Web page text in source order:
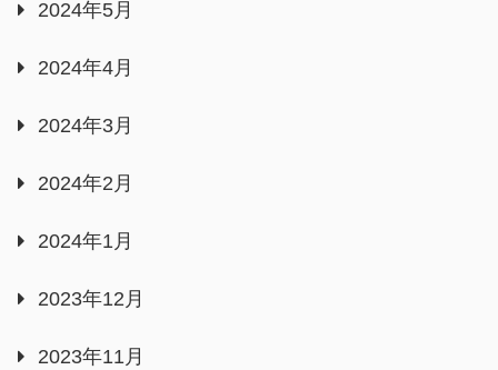
2024年5月
2024年4月
2024年3月
2024年2月
2024年1月
2023年12月
2023年11月